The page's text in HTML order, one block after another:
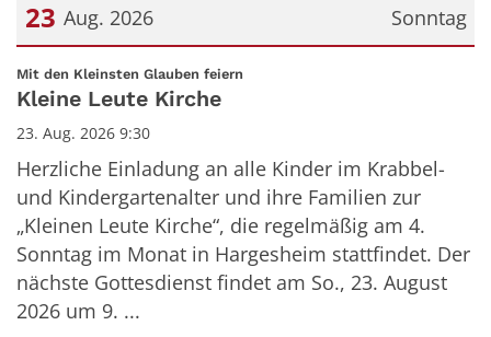
Sonntag
23 Aug. 2026
Datum: 23. August 2026
Mit den Kleinsten Glauben feiern
Kleine Leute Kirche
23. Aug. 2026 9:30
Herzliche Einladung an alle Kinder im Krabbel-
und Kindergartenalter und ihre Familien zur
„Kleinen Leute Kirche“, die regelmäßig am 4.
Sonntag im Monat in Hargesheim stattfindet. Der
nächste Gottesdienst findet am So., 23. August
2026 um 9. ...